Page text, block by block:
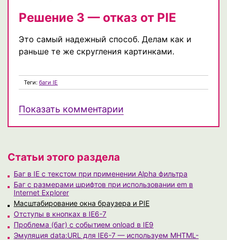
Решение 3 — отказ от PIE
Это самый надежный способ. Делам как и
раньше те же скругления картинками.
Теги: баги IE
Показать комментарии
Статьи этого раздела
Баг в IE с текстом при применении Alpha фильтра
Баг с размерами шрифтов при использовании em в
Internet Explorer
Масштабирование окна браузера и PIE
Отступы в кнопках в IE6-7
Проблема (баг) с событием onload в IE9
Эмуляция data:URL для IE6-7 — используем MHTML-